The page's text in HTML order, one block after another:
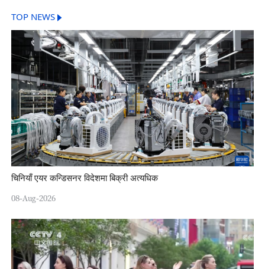
TOP NEWS
चिनियाँ एयर कन्डिसनर विदेशमा बिक्री अत्यधिक
08-Aug-2026